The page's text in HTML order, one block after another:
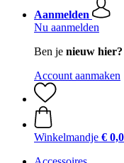
Aanmelden
Nu aanmelden
Ben je nieuw hier?
Account aanmaken
Winkelmandje €